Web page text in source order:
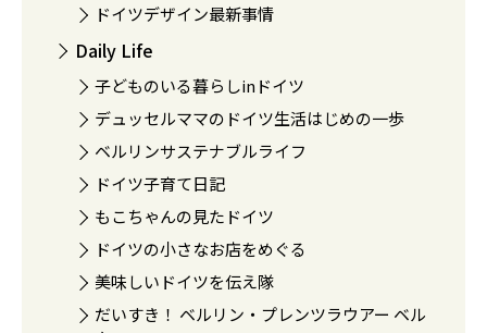
ドイツデザイン最新事情
Daily Life
子どものいる暮らしinドイツ
デュッセルママのドイツ生活はじめの一歩
ベルリンサステナブルライフ
ドイツ子育て日記
もこちゃんの見たドイツ
ドイツの小さなお店をめぐる
美味しいドイツを伝え隊
だいすき！ ベルリン・プレンツラウアー ベル